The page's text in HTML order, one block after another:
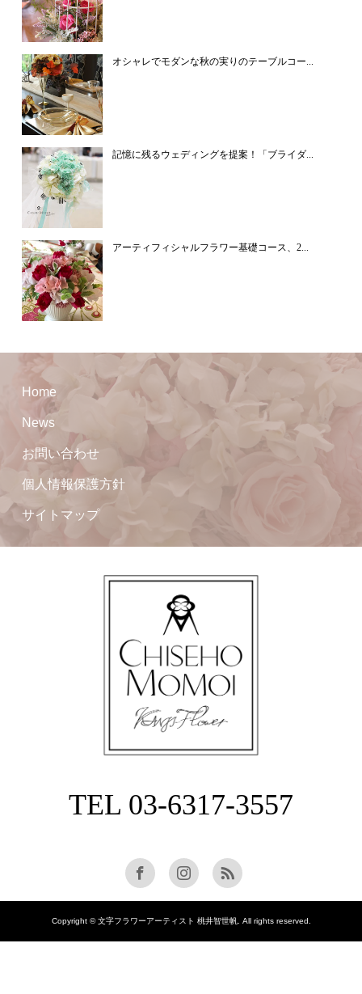
オシャレでモダンな秋の実りのテーブルコー...
記憶に残るウェディングを提案！「ブライダ...
アーティフィシャルフラワー基礎コース、2...
Home
News
お問い合わせ
個人情報保護方針
サイトマップ
TEL 03-6317-3557
Copyright © 文字フラワーアーティスト 桃井智世帆. All rights reserved.